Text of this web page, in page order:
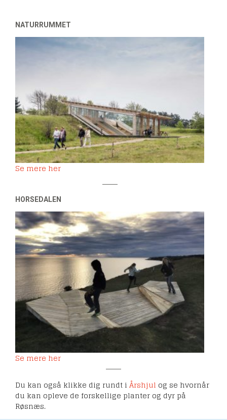
NATURRUMMET
Se mere her
HORSEDALEN
Se mere her
Du kan også klikke dig rundt i Årshjul og se hvornår
du kan opleve de forskellige planter og dyr på
Røsnæs.